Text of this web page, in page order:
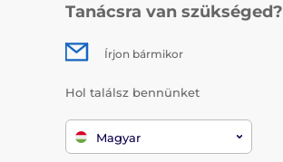
Tanácsra van szükséged?
Írjon bármikor
Hol találsz bennünket
Magyar